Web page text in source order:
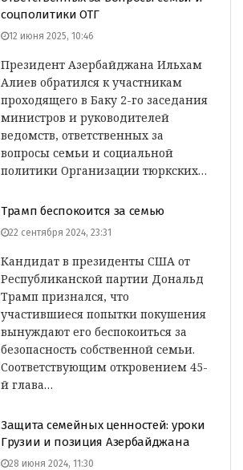
соцполитики ОТГ
12 июня 2025, 10:46
Президент Азербайджана Ильхам
Алиев обратился к участникам
проходящего в Баку 2-го заседания
министров и руководителей
ведомств, ответственных за
вопросы семьи и социальной
политики Организации тюркских…
Трамп беспокоится за семью
22 сентября 2024, 23:31
Кандидат в президенты США от
Республиканской партии Дональд
Трамп признался, что
участившиеся попытки покушения
вынуждают его беспокоиться за
безопасность собственной семьи.
Соответствующим откровением 45-
й глава…
Защита семейных ценностей: уроки
Грузии и позиция Азербайджана
28 июня 2024, 11:30